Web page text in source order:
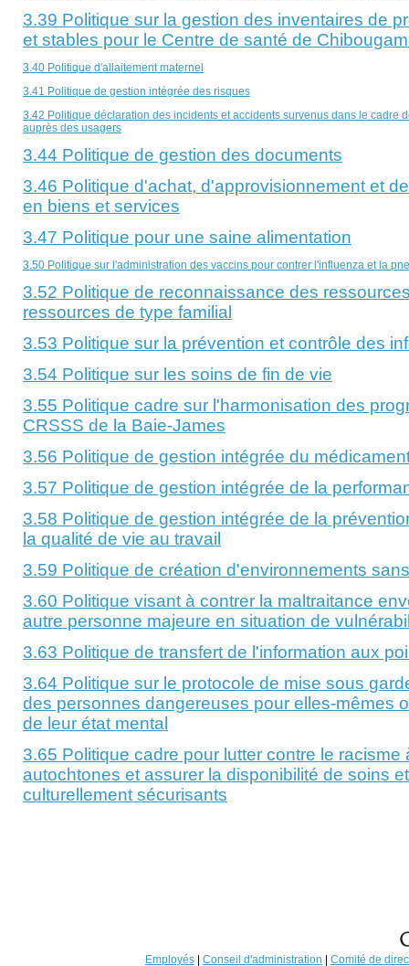
3.39 Politique sur la gestion des inventaires de
et stables pour le Centre de santé de
3.40 Politique d'allaitement maternel
3.41 Politique de gestion intégrée des risques
3.42 Politique déclaration des incidents et accidents survenus dans le cadre
auprès des usagers
3.44 Politique de gestion des documents
3.46 Politique d'achat, d'approvisionnement et
en biens et services
3.47 Politique pour une saine alimentation
3.50 Politique sur l'administration des vaccins pour contrer l'influenza et la
3.52 Politique de reconnaissance des
ressources de type familial
3.53 Politique sur la prévention et contrôle des
3.54 Politique sur les soins de fin de vie
3.55 Politique cadre sur l'harmonisation des
CRSSS de la Baie-James
3.56 Politique de gestion intégrée du
3.57 Politique de gestion intégrée de la
3.58 Politique de gestion intégrée de la
la qualité de vie au travail
3.59 Politique de création d'environnements
3.60 Politique visant à contrer la maltraitance
autre personne majeure en situation de
3.63 Politique de transfert de l'information aux
3.64 Politique sur le protocole de mise sous
des personnes dangereuses pour elles-mêmes
de leur état mental
3.65 Politique cadre pour lutter contre le racisme
autochtones et assurer la disponibilité de soins
culturellement sécurisants
Employés | Conseil d'administration | Comité de